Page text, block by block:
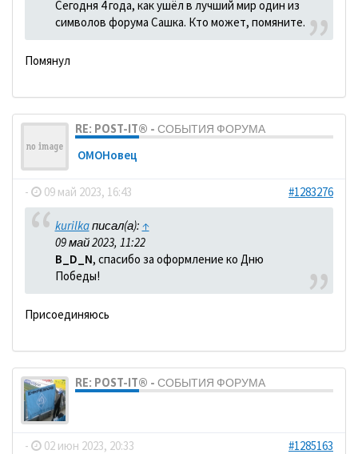
Сегодня 4 года, как ушёл в лучший мир один из
символов форума Сашка. Кто может, помяните.
Помянул
RE: POST-IT® - СОБЫТИЯ ФОРУМА
ОМОНовец
- 09 май 2023, 16:43 #1283276
kurilkaписал(а): ↑
09 май 2023, 11:22
B_D_N, спасибо за оформление ко Дню
Победы!
Присоединяюсь
RE: POST-IT® - СОБЫТИЯ ФОРУМА
- 02 июн 2023, 20:33
#1285163